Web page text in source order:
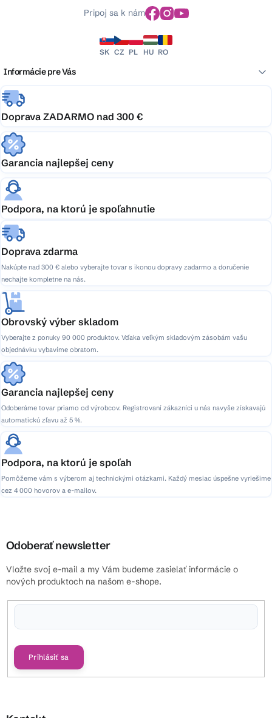
Pripoj sa k nám
SK CZ PL HU RO
Informácie pre Vás
Doprava ZADARMO nad 300 €
Garancia najlepšej ceny
Podpora, na ktorú je spoľahnutie
Doprava zdarma
Nakúpte nad 300 € alebo vyberajte tovar s ikonou dopravy zadarmo a doručenie
nechajte kompletne na nás.
Obrovský výber skladom
Vyberajte z ponuky 90 000 produktov. Vďaka veľkým skladovým zásobám vašu
objednávku vybavíme obratom.
Garancia najlepšej ceny
Odoberáme tovar priamo od výrobcov. Registrovaní zákazníci u nás navyše získavajú
automatickú zľavu až 5 %.
Podpora, na ktorú je spoľah
Pomôžeme vám s výberom aj technickými otázkami. Každý mesiac úspešne vyriešime
cez 4 000 hovorov a e-mailov.
Odoberať newsletter
Vložte svoj e-mail a my Vám budeme zasielať informácie o
nových produktoch na našom e-shope.
Prihlásiť sa